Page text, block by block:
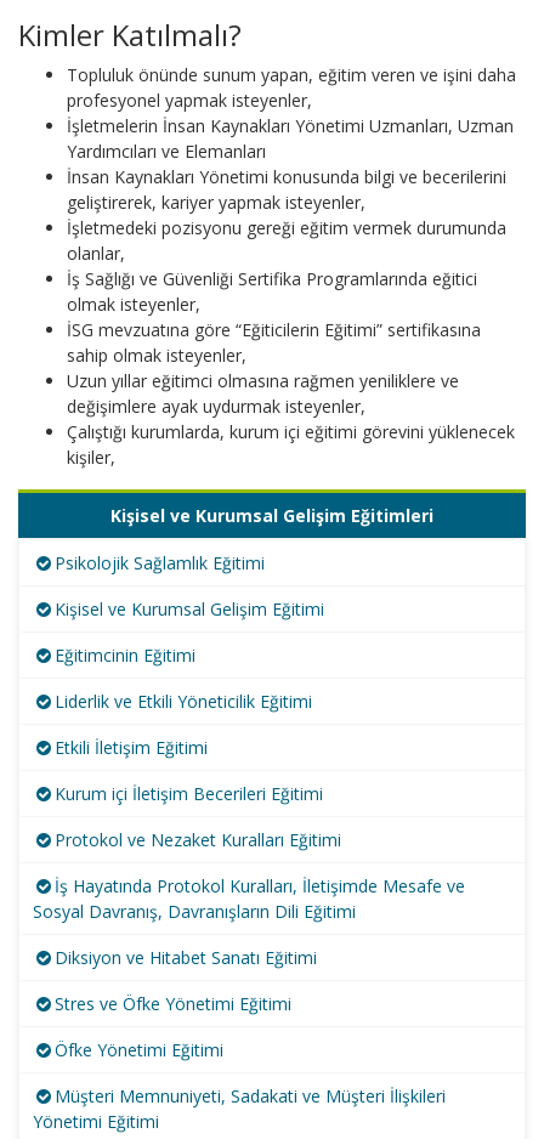
Kimler Katılmalı?
Topluluk önünde sunum yapan, eğitim veren ve işini daha
profesyonel yapmak isteyenler,
İşletmelerin İnsan Kaynakları Yönetimi Uzmanları, Uzman
Yardımcıları ve Elemanları
İnsan Kaynakları Yönetimi konusunda bilgi ve becerilerini
geliştirerek, kariyer yapmak isteyenler,
İşletmedeki pozisyonu gereği eğitim vermek durumunda
olanlar,
İş Sağlığı ve Güvenliği Sertifika Programlarında eğitici
olmak isteyenler,
İSG mevzuatına göre “Eğiticilerin Eğitimi” sertifikasına
sahip olmak isteyenler,
Uzun yıllar eğitimci olmasına rağmen yeniliklere ve
değişimlere ayak uydurmak isteyenler,
Çalıştığı kurumlarda, kurum içi eğitimi görevini yüklenecek
kişiler,
Kişisel ve Kurumsal Gelişim Eğitimleri
Psikolojik Sağlamlık Eğitimi
Kişisel ve Kurumsal Gelişim Eğitimi
Eğitimcinin Eğitimi
Liderlik ve Etkili Yöneticilik Eğitimi
Etkili İletişim Eğitimi
Kurum içi İletişim Becerileri Eğitimi
Protokol ve Nezaket Kuralları Eğitimi
İş Hayatında Protokol Kuralları, İletişimde Mesafe ve
Sosyal Davranış, Davranışların Dili Eğitimi
Diksiyon ve Hitabet Sanatı Eğitimi
Stres ve Öfke Yönetimi Eğitimi
Öfke Yönetimi Eğitimi
Müşteri Memnuniyeti, Sadakati ve Müşteri İlişkileri
Yönetimi Eğitimi